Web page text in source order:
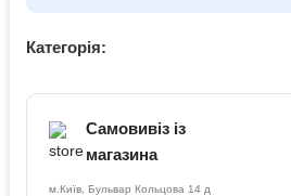
Категорія:
Самовивіз із
магазина
м.Київ, Бульвар Кольцова 14 д